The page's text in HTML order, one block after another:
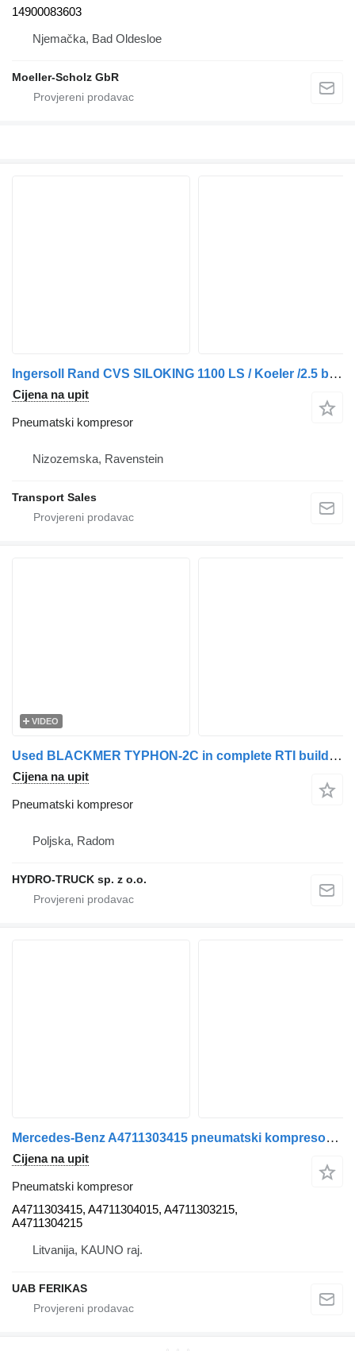
14900083603
Njemačka, Bad Oldesloe
Moeller-Scholz GbR
Ingersoll Rand CVS SILOKING 1100 LS / Koeler /2.5 bar ? 2024 pneumatski kompresor za kamiona
Cijena na upit
Pneumatski kompresor
Nizozemska, Ravenstein
Transport Sales
VIDEO
Used BLACKMER TYPHON-2C in complete RTI building pneumatski kompresor za cisterne
Cijena na upit
Pneumatski kompresor
Poljska, Radom
HYDRO-TRUCK sp. z o.o.
Mercedes-Benz A4711303415 pneumatski kompresor za Mercedes-Benz Actros MP4 tegljača
Cijena na upit
Pneumatski kompresor
A4711303415, A4711304015, A4711303215,
A4711304215
Litvanija, KAUNO raj.
UAB FERIKAS